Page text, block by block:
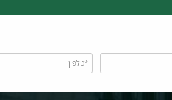
12 חודשי אחריות